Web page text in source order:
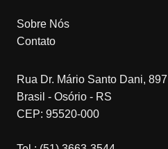
Sobre Nós
Contato
Rua Dr. Mário Santo Dani, 897
Brasil - Osório - RS
CEP: 95520-000